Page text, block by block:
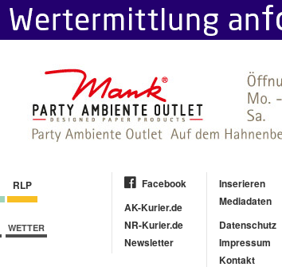
RLP
WETTER
Facebook
AK-Kurier.de
NR-Kurier.de
Newsletter
Inserieren
Mediadaten
Datenschutz
Impressum
Kontakt